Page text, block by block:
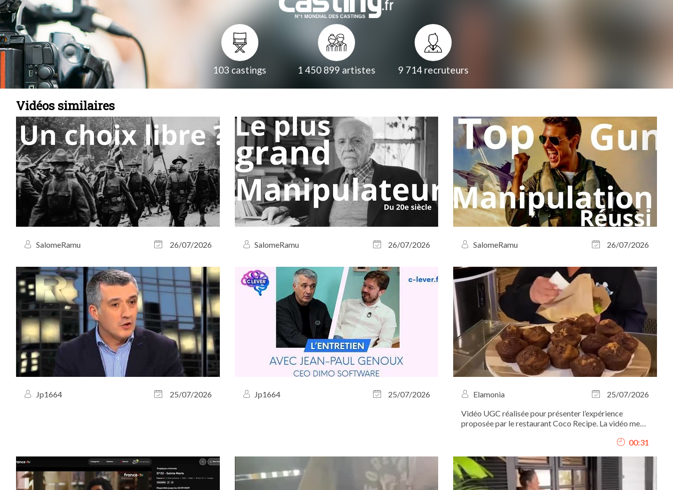
103 castings 1 450 899 artistes 9 714 recruteurs
Vidéos similaires
SalomeRamu 26/07/2026 SalomeRamu 26/07/2026 SalomeRamu 26/07/2026
Jp1664 25/07/2026 Jp1664 25/07/2026 Elamonia
25/07/2026
Vidéo UGC réalisée pour présenter l’expérience
proposée par le restaurant Coco Recipe. La vidéo met
plats, à travers des plans immersifs filmés du point de
00:31